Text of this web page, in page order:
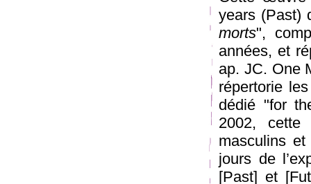
years (Past)
morts",
années, et
ap. JC. One
répertorie
dédié "for
2002,
masculins
jours de
[Past] et